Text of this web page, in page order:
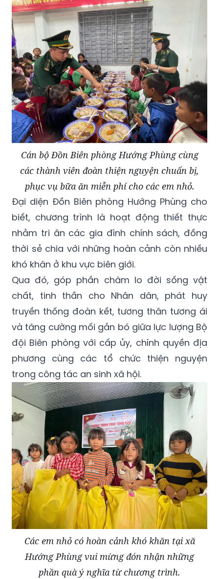
Cán bộ Đồn Biên phòng Hướng Phùng cùng
các thành viên đoàn thiện nguyện chuẩn bị,
phục vụ bữa ăn miễn phí cho các em nhỏ.
Đại diện Đồn Biên phòng Hướng Phùng cho
biết, chương trình là hoạt động thiết thực
nhằm tri ân các gia đình chính sách, đồng
thời sẻ chia với những hoàn cảnh còn nhiều
khó khăn ở khu vực biên giới.
Qua đó, góp phần chăm lo đời sống vật
chất, tinh thần cho Nhân dân, phát huy
truyền thống đoàn kết, tương thân tương ái
và tăng cường mối gắn bó giữa lực lượng Bộ
đội Biên phòng với cấp ủy, chính quyền địa
phương cùng các tổ chức thiện nguyện
trong công tác an sinh xã hội.
Các em nhỏ có hoàn cảnh khó khăn tại xã
Hướng Phùng vui mừng đón nhận những
phần quà ý nghĩa từ chương trình.